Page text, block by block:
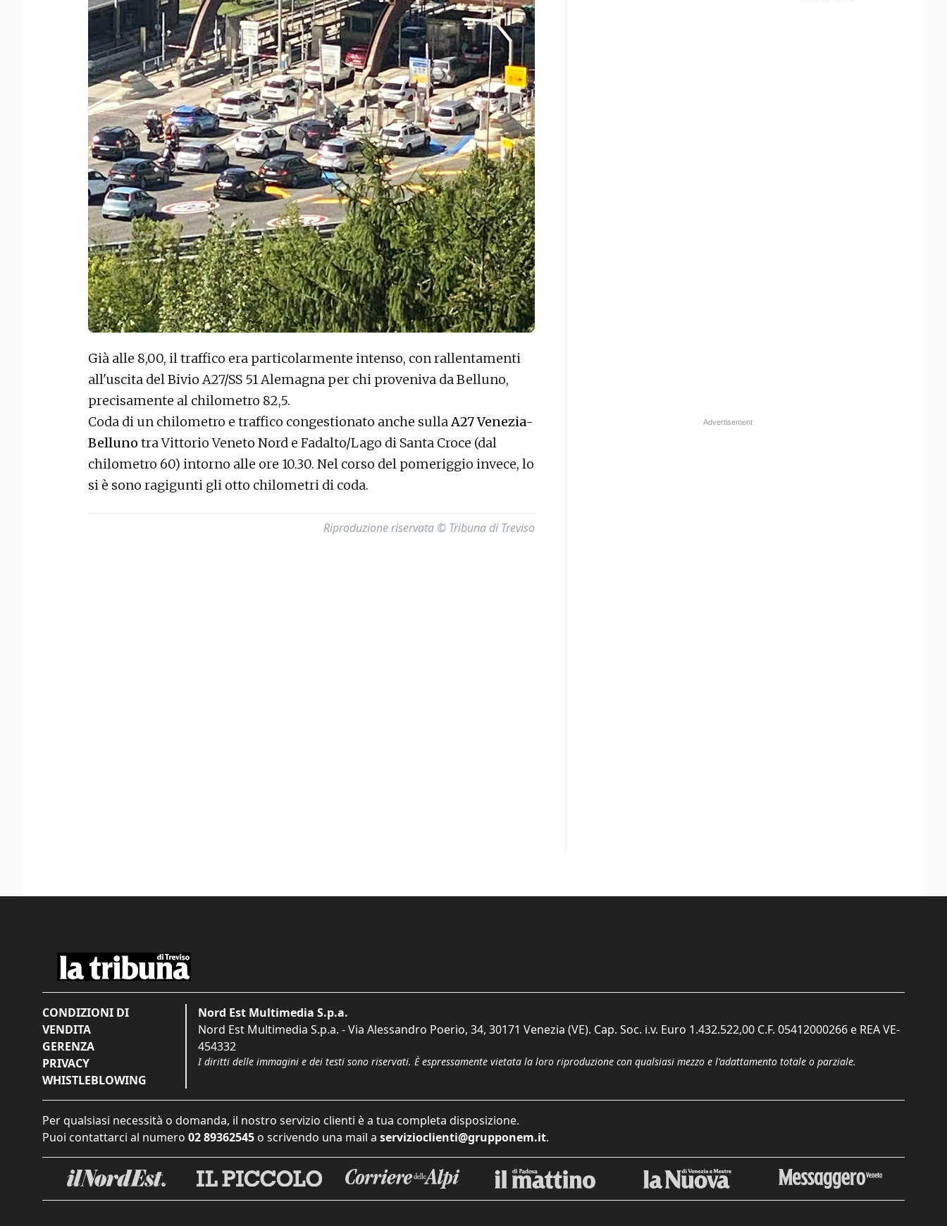
Già alle 8,00, il traffico era particolarmente intenso, con rallentamenti
all'uscita del Bivio A27/SS 51 Alemagna per chi proveniva da Belluno,
precisamente al chilometro 82,5.
Coda di un chilometro e traffico congestionato anche sullaA27 Venezia-
Belluno tra Vittorio Veneto Nord e Fadalto/Lago di Santa Croce (dal
chilometro 60) intorno alle ore 10.30. Nel corso del pomeriggio invece, lo
si è sono ragigunti gli otto chilometri di coda.
Riproduzione riservata © Tribuna di Treviso
CONDIZIONI DI
VENDITA
GERENZA
PRIVACY
WHISTLEBLOWING
Nord Est Multimedia S.p.a.
Nord Est Multimedia S.p.a. - Via Alessandro Poerio, 34, 30171 Venezia (VE). Cap. Soc. i.v. Euro 1.432.522,00 C.F. 05412000266 e REA VE-
454332
I diritti delle immagini e dei testi sono riservati. È espressamente vietata la loro riproduzione con qualsiasi mezzo e l'adattamento totale o parziale.
Per qualsiasi necessità o domanda, il nostro servizio clienti è a tua completa disposizione.
Puoi contattarci al numero 02 89362545 o scrivendo una mail a servizioclienti@grupponem.it.